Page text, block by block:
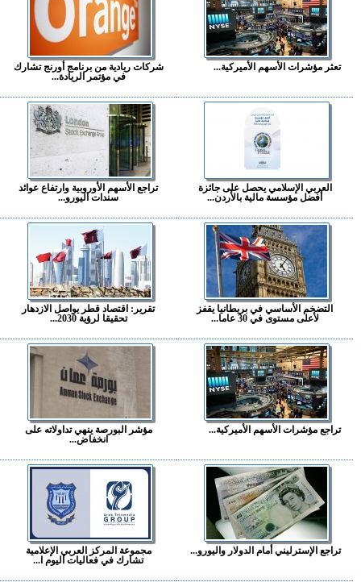
تعثر مؤشرات الأسهم الأميركية...
شركات ريادية من برنامج أورنج تشارك
في مؤتمر الريادة...
العربي الإسلامي يحصل على جائزة
أفضل مؤسسة مالية بالأردن...
تراجع الأسهم الأوروبية وارتفاع عوائد
سندات اليورو...
التضخم الأساسي في بريطانيا يقفز
لأعلى مستوى في 30 عاما...
تقرير: اقتصاد قطر يواصل الازدهار
تحقيقا لرؤية 2030...
تراجع مؤشرات الأسهم الأميركية...
مؤشر البورصة ينهي تداولاته على
انخفاض...
تراجع الإسترليني أمام الدولار واليورو...
مجموعة المركز العربي الإعلامية
تشارك في فعاليات اليوم ا...